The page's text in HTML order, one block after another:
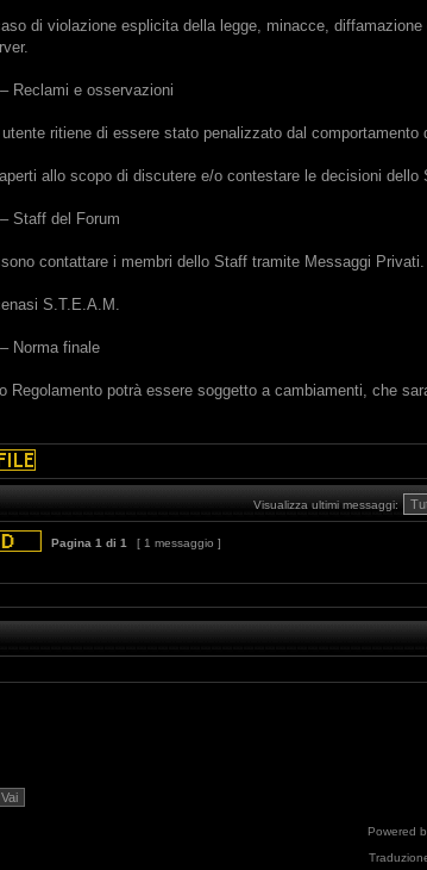
di violazione esplicita della legge, minacce,
Reclami e osservazioni
ritiene di essere stato penalizzato dal
allo scopo di discutere e/o contestare le decisioni
Staff del Forum
contattare i membri dello Staff tramite Messaggi Privati.
S.T.E.A.M.
Norma finale
Regolamento potrà essere soggetto a cambiamenti, che
Visualizza ultimi messaggi:
Pagina 1 di 1 [ 1 messaggio ]
Powered